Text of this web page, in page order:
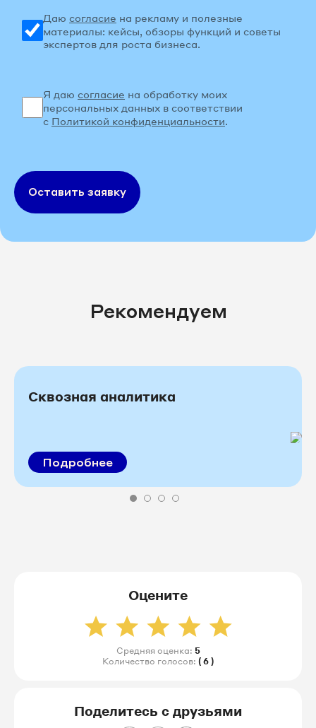
Даю согласие на рекламу и полезные
материалы: кейсы, обзоры функций и советы
экспертов для роста бизнеса.
Я даю согласие на обработку моих
персональных данных в соответствии
с Политикой конфиденциальности
Оставить заявку
Рекомендуем
Сквозная аналитика
Подробнее
Оцените
Средняя оценка: 5
Количество голосов: ( 6 )
Поделитесь с друзьями